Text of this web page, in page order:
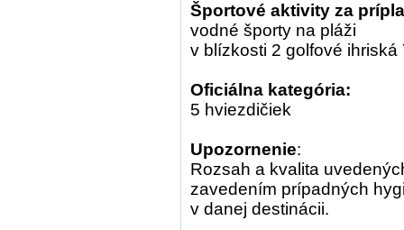
Športové aktivity za
vodné športy na pláži
v blízkosti 2 golfové ihriská
Oficiálna kategória:
5 hviezdičiek
Upozornenie:
Rozsah a kvalita
zavedením prípadných
v danej destinácii.